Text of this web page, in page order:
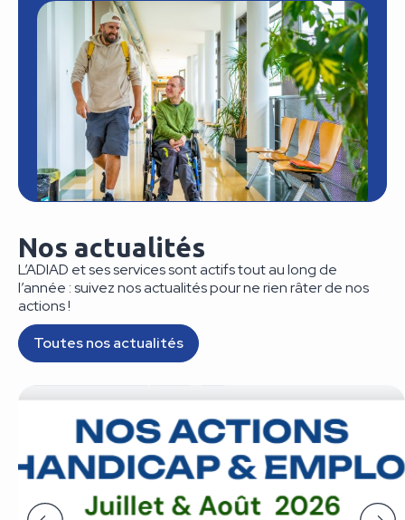
Nos actualités
L’ADIAD et ses services sont actifs tout au long de
l’année : suivez nos actualités pour ne rien râter de nos
actions !
Toutes nos actualités